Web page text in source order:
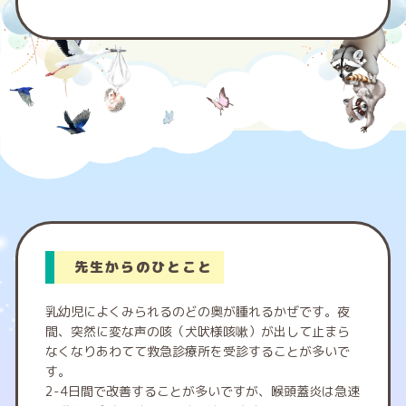
先生からのひとこと
乳幼児によくみられるのどの奥が腫れるかぜです。夜
間、突然に変な声の咳（犬吠様咳嗽）が出して止まら
なくなりあわてて救急診療所を受診することが多いで
す。
2-4日間で改善することが多いですが、喉頭蓋炎は急速